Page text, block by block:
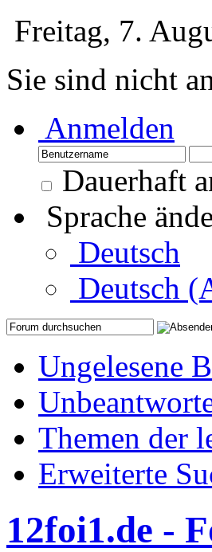
Freitag, 7.
Sie sind nicht
Anmelden
Dauerhaft
Sprache
Deutsch
Deutsch
Ungelesene
Themen der
Erweiterte
12foi1.de -